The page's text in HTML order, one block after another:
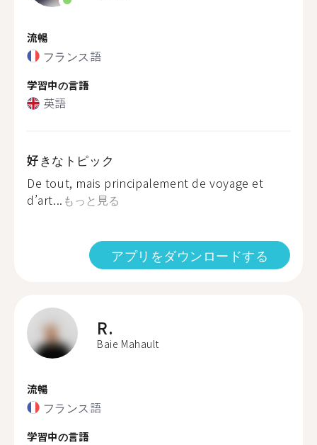
流暢
フランス語
学習中の言語
英語
好きなトピック
De tout, mais principalement de voyage et
d’art... もっと見る
アプリをダウンロードする
R.
Baie Mahault
流暢
フランス語
学習中の言語